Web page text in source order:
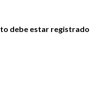
debe estar registrado